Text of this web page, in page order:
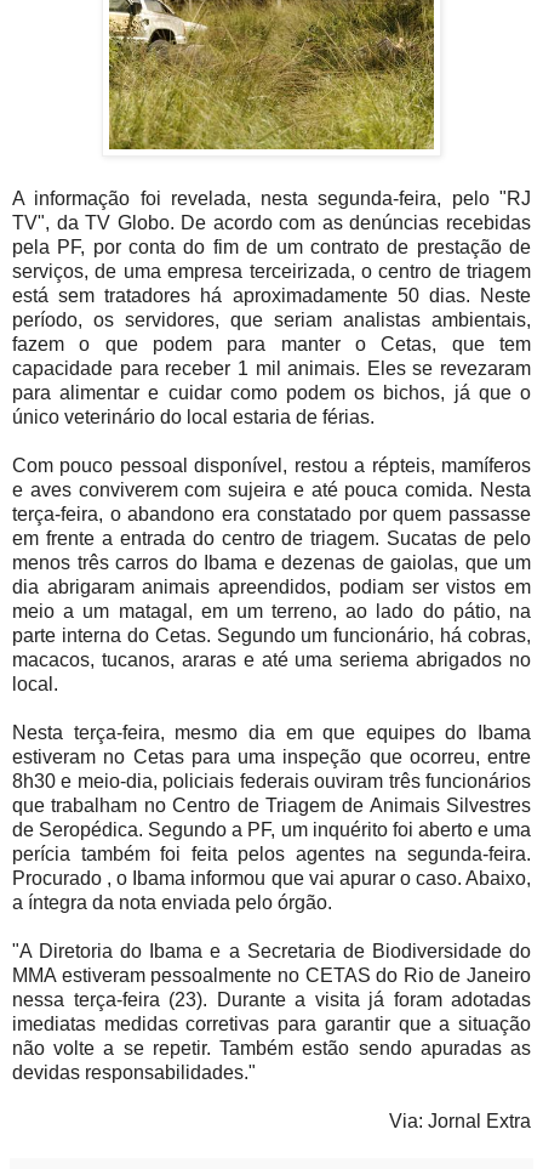
A informação foi revelada, nesta segunda-feira, pelo "RJ
TV", da TV Globo. De acordo com as denúncias recebidas
pela PF, por conta do fim de um contrato de prestação de
serviços, de uma empresa terceirizada, o centro de triagem
está sem tratadores há aproximadamente 50 dias. Neste
período, os servidores, que seriam analistas ambientais,
fazem o que podem para manter o Cetas, que tem
capacidade para receber 1 mil animais. Eles se revezaram
para alimentar e cuidar como podem os bichos, já que o
único veterinário do local estaria de férias.
Com pouco pessoal disponível, restou a répteis, mamíferos
e aves conviverem com sujeira e até pouca comida. Nesta
terça-feira, o abandono era constatado por quem passasse
em frente a entrada do centro de triagem. Sucatas de pelo
menos três carros do Ibama e dezenas de gaiolas, que um
dia abrigaram animais apreendidos, podiam ser vistos em
meio a um matagal, em um terreno, ao lado do pátio, na
parte interna do Cetas. Segundo um funcionário, há cobras,
macacos, tucanos, araras e até uma seriema abrigados no
local.
Nesta terça-feira, mesmo dia em que equipes do Ibama
estiveram no Cetas para uma inspeção que ocorreu, entre
8h30 e meio-dia, policiais federais ouviram três funcionários
que trabalham no Centro de Triagem de Animais Silvestres
de Seropédica. Segundo a PF, um inquérito foi aberto e uma
perícia também foi feita pelos agentes na segunda-feira.
Procurado , o Ibama informou que vai apurar o caso. Abaixo,
a íntegra da nota enviada pelo órgão.
"A Diretoria do Ibama e a Secretaria de Biodiversidade do
MMA estiveram pessoalmente no CETAS do Rio de Janeiro
nessa terça-feira (23). Durante a visita já foram adotadas
imediatas medidas corretivas para garantir que a situação
não volte a se repetir. Também estão sendo apuradas as
devidas responsabilidades."
Via: Jornal Extra